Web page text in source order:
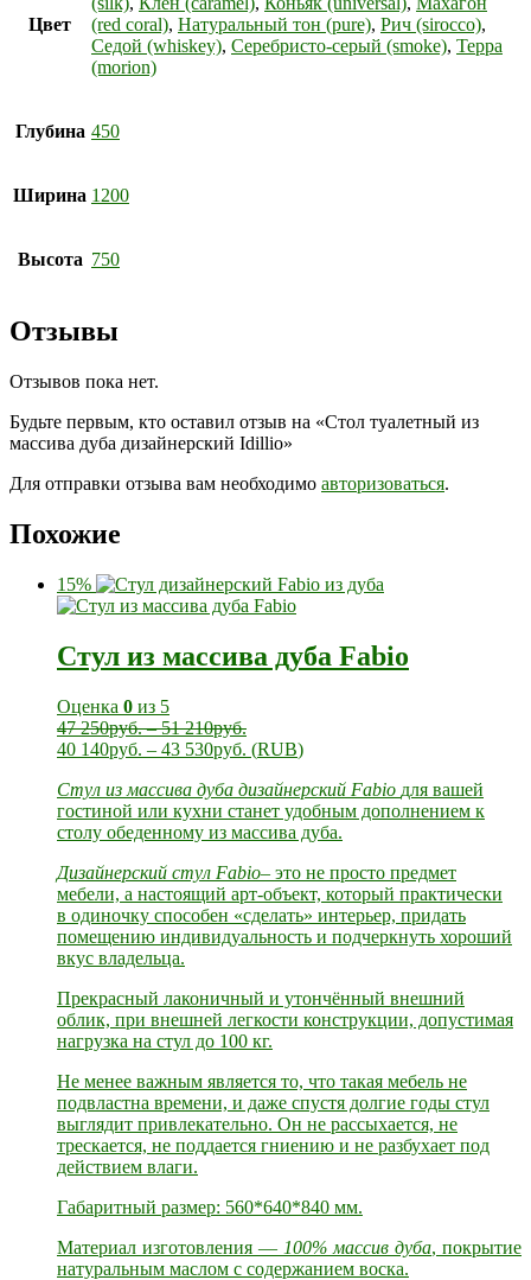
Цвет
(red coral), Натуральный тон (pure), Рич (sirocco),
Седой (whiskey), Серебристо-серый (smoke), Терра
(morion)
Глубина 450
Ширина 1200
Высота 750
Отзывы
Отзывов пока нет.
Будьте первым, кто оставил отзыв на «Стол туалетный из
массива дуба дизайнерский Idillio»
Для отправки отзыва вам необходимо авторизоваться.
Похожие
15%
Стул из массива дуба Fabio
Оценка 0 из 5
47 250руб.–51 210руб.
40 140руб. – 43 530руб. (RUB)
Стул из массива дуба дизайнерский Fabio для вашей
гостиной или кухни станет удобным дополнением к
столу обеденному из массива дуба.
Дизайнерский стул Fabio– это не просто предмет
мебели, а настоящий арт-объект, который практически
в одиночку способен «сделать» интерьер, придать
помещению индивидуальность и подчеркнуть хороший
вкус владельца.
Прекрасный лаконичный и утончённый внешний
облик, при внешней легкости конструкции, допустимая
нагрузка на стул до 100 кг.
Не менее важным является то, что такая мебель не
подвластна времени, и даже спустя долгие годы стул
выглядит привлекательно. Он не рассыхается, не
трескается, не поддается гниению и не разбухает под
действием влаги.
Габаритный размер: 560*640*840 мм.
Материал изготовления — 100% массив дуба, покрытие
натуральным маслом с содержанием воска.